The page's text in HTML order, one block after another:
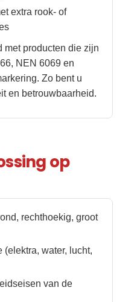
extra rook- of
met producten die zijn
NEN 6069 en
Zo bent u
en betrouwbaarheid.
op
rechthoekig, groot
(elektra, water, lucht,
van de